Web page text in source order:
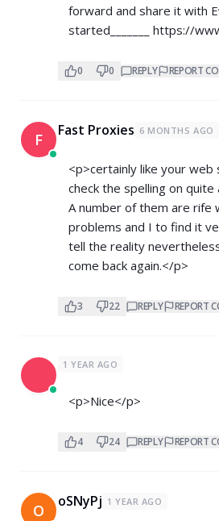
forward and share it with
started_______ https://
0 0 REPLY REPORT
F Fast Proxies 6 MONTHS AGO
<p>certainly like your
check the spelling on
A number of them are rife
problems and I to find it
tell the reality
come back again.</p>
3 22 REPLY REPORT
1 YEAR AGO
<p>Nice</p>
4 24 REPLY REPORT
O oSNyPj 1 YEAR AGO